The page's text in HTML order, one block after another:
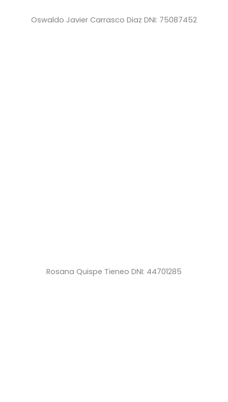
Oswaldo Javier Carrasco Diaz DNI: 75087452
Rosana Quispe Tieneo DNI: 44701285